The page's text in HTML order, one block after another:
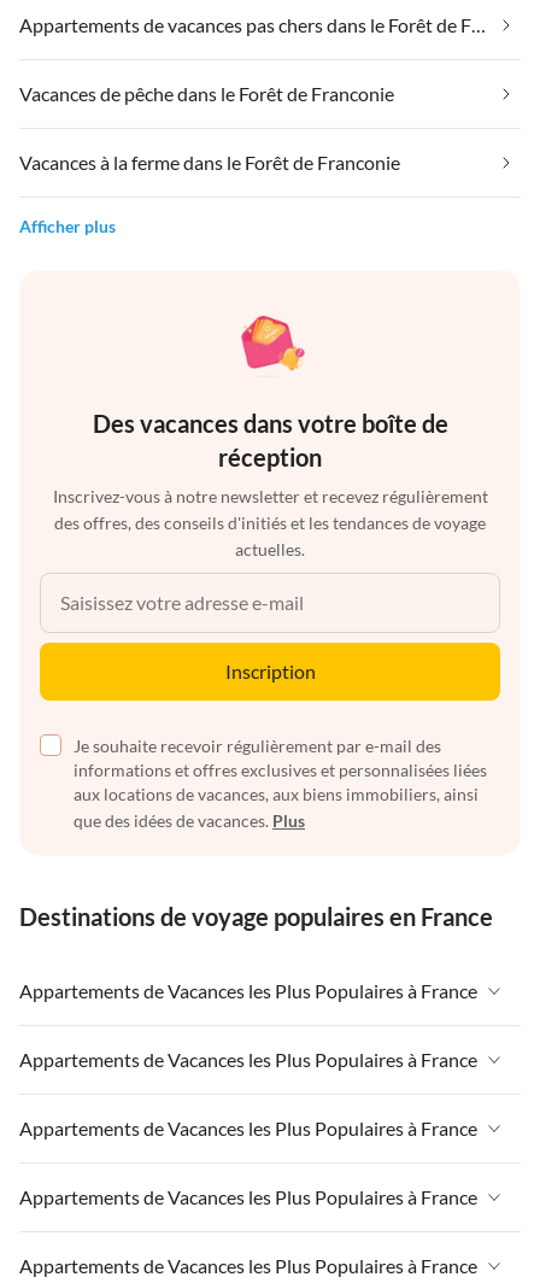
Appartements de vacances pas chers dans le Forêt de Franconie
Vacances de pêche dans le Forêt de Franconie
Vacances à la ferme dans le Forêt de Franconie
Afficher plus
Des vacances dans votre boîte de
réception
Inscrivez-vous à notre newsletter et recevez régulièrement
des offres, des conseils d'initiés et les tendances de voyage
actuelles.
Inscription
Je souhaite recevoir régulièrement par e-mail des
informations et offres exclusives et personnalisées liées
aux locations de vacances, aux biens immobiliers, ainsi
que des idées de vacances. Plus
Destinations de voyage populaires en France
Appartements de Vacances les Plus Populaires à France
Appartements de Vacances à France
Appartements de Vacances à Paris-Ile de France
Appartements de Vacances à Paris
Appartements de Vacances à Côte atlantique
Appartements de Vacances à la Normandie
Appartements de Vacances les Plus Populaires à France
Appartements de Vacances à France
Appartements de Vacances à Paris-Ile de France
Appartements de Vacances à Paris
Appartements de Vacances les Plus Populaires à France
Appartements de Vacances à France
Appartements de Vacances à Paris-Ile de France
Appartements de Vacances les Plus Populaires à France
Appartements de Vacances à France
Appartements de Vacances les Plus Populaires à France